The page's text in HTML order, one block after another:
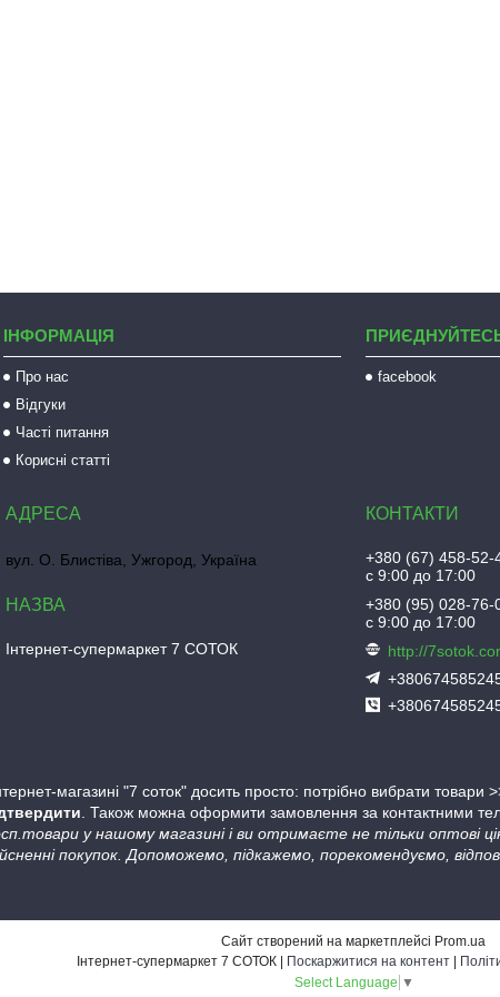
ІНФОРМАЦІЯ
Про нас
Відгуки
Часті питання
Корисні статті
facebook
вул. О. Блистіва, Ужгород, Україна
Інтернет-супермаркет 7 СОТОК
+380 (67) 458-52-
с 9:00 до 17:00
+380 (95) 028-76-
с 9:00 до 17:00
http://
магазині "7 соток" досить просто: потрібно вибрати товари
. Також можна оформити замовлення за контактними
у нашому магазині і ви отримаєте не тільки оптові
покупок. Допоможемо, підкажемо, порекомендуємо,
Сайт створений на маркетплейсі Prom.ua
Поскаржитися на контент
Select Language ▼